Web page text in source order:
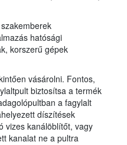
hatósági
korszerű gépek
vásárolni. Fontos,
biztosítsa a termék
a fagylalt
díszítések
vizes kanálöblítőt, vagy
kanalat ne a pultra